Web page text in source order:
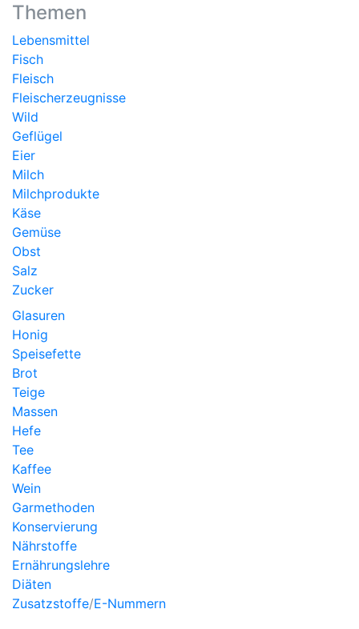
Themen
Lebensmittel
Fisch
Fleisch
Fleischerzeugnisse
Wild
Geflügel
Eier
Milch
Milchprodukte
Käse
Gemüse
Obst
Salz
Zucker
Glasuren
Honig
Speisefette
Brot
Teige
Massen
Hefe
Tee
Kaffee
Wein
Garmethoden
Konservierung
Nährstoffe
Ernährungslehre
Diäten
Zusatzstoffe/E-Nummern